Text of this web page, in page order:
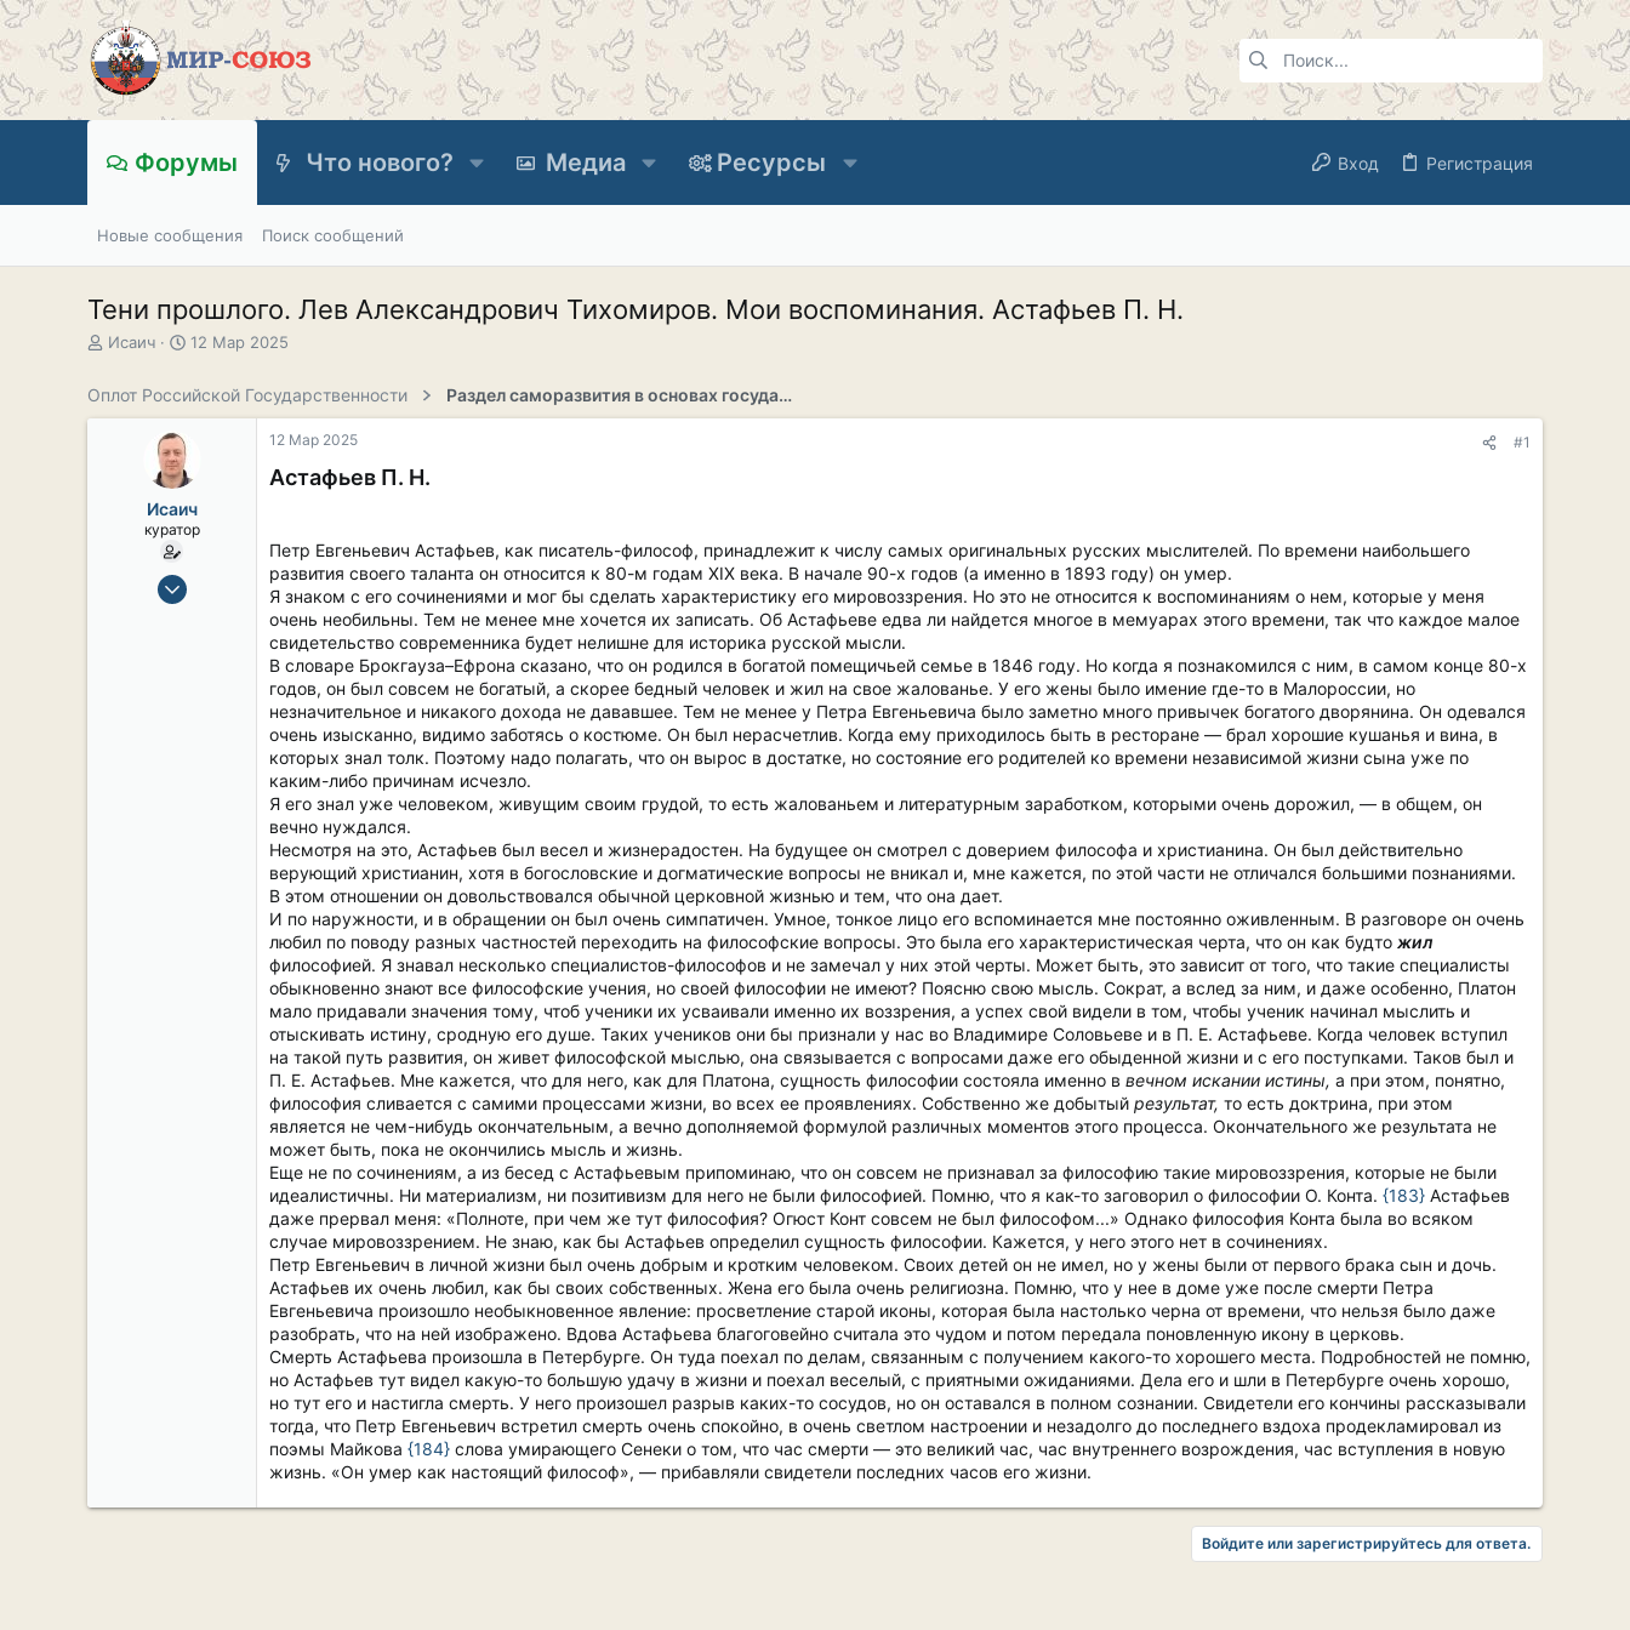
Форумы Что нового? Медиа Ресурсы Вход Регистрация
Новые сообщения Поиск сообщений
Тени прошлого. Лев Александрович Тихомиров. Мои воспоминания. Астафьев П. Н.
А
о
Исаич
Д
а
л
а
12 Мар 2025
Оплот Российской Государственности Раздел саморазвития в основах государственности
Исаич
куратор
15 Сен 2019
12 Мар 2025 #1
Астафьев П. Н.
Петр Евгеньевич Астафьев, как писатель-философ, принадлежит к числу самых оригинальных русских мыслителей. По времени наибольшего
развития своего таланта он относится к 80-м годам XIX века. В начале 90-х годов (а именно в 1893 году) он умер.
Я знаком с его сочинениями и мог бы сделать характеристику его мировоззрения. Но это не относится к воспоминаниям о нем, которые у меня
очень необильны. Тем не менее мне хочется их записать. Об Астафьеве едва ли найдется многое в мемуарах этого времени, так что каждое малое
свидетельство современника будет нелишне для историка русской мысли.
В словаре Брокгауза–Ефрона сказано, что он родился в богатой помещичьей семье в 1846 году. Но когда я познакомился с ним, в самом конце 80-х
годов, он был совсем не богатый, а скорее бедный человек и жил на свое жалованье. У его жены было имение где-то в Малороссии, но
незначительное и никакого дохода не дававшее. Тем не менее у Петра Евгеньевича было заметно много привычек богатого дворянина. Он одевался
очень изысканно, видимо заботясь о костюме. Он был нерасчетлив. Когда ему приходилось быть в ресторане — брал хорошие кушанья и вина, в
которых знал толк. Поэтому надо полагать, что он вырос в достатке, но состояние его родителей ко времени независимой жизни сына уже по
каким-либо причинам исчезло.
Я его знал уже человеком, живущим своим грудой, то есть жалованьем и литературным заработком, которыми очень дорожил, — в общем, он
вечно нуждался.
Несмотря на это, Астафьев был весел и жизнерадостен. На будущее он смотрел с доверием философа и христианина. Он был действительно
верующий христианин, хотя в богословские и догматические вопросы не вникал и, мне кажется, по этой части не отличался большими познаниями.
В этом отношении он довольствовался обычной церковной жизнью и тем, что она дает.
И по наружности, и в обращении он был очень симпатичен. Умное, тонкое лицо его вспоминается мне постоянно оживленным. В разговоре он очень
любил по поводу разных частностей переходить на философские вопросы. Это была его характеристическая черта, что он как будто жил
философией. Я знавал несколько специалистов-философов и не замечал у них этой черты. Может быть, это зависит от того, что такие специалисты
обыкновенно знают все философские учения, но своей философии не имеют? Поясню свою мысль. Сократ, а вслед за ним, и даже особенно, Платон
мало придавали значения тому, чтоб ученики их усваивали именно их воззрения, а успех свой видели в том, чтобы ученик начинал мыслить и
отыскивать истину, сродную его душе. Таких учеников они бы признали у нас во Владимире Соловьеве и в П. Е. Астафьеве. Когда человек вступил
на такой путь развития, он живет философской мыслью, она связывается с вопросами даже его обыденной жизни и с его поступками. Таков был и
П. Е. Астафьев. Мне кажется, что для него, как для Платона, сущность философии состояла именно в вечном искании истины, а при этом, понятно,
философия сливается с самими процессами жизни, во всех ее проявлениях. Собственно же добытый результат, то есть доктрина, при этом
является не чем-нибудь окончательным, а вечно дополняемой формулой различных моментов этого процесса. Окончательного же результата не
может быть, пока не окончились мысль и жизнь.
Еще не по сочинениям, а из бесед с Астафьевым припоминаю, что он совсем не признавал за философию такие мировоззрения, которые не были
идеалистичны. Ни материализм, ни позитивизм для него не были философией. Помню, что я как-то заговорил о философии О. Конта. {183} Астафьев
даже прервал меня: «Полноте, при чем же тут философия? Огюст Конт совсем не был философом...» Однако философия Конта была во всяком
случае мировоззрением. Не знаю, как бы Астафьев определил сущность философии. Кажется, у него этого нет в сочинениях.
Петр Евгеньевич в личной жизни был очень добрым и кротким человеком. Своих детей он не имел, но у жены были от первого брака сын и дочь.
Астафьев их очень любил, как бы своих собственных. Жена его была очень религиозна. Помню, что у нее в доме уже после смерти Петра
Евгеньевича произошло необыкновенное явление: просветление старой иконы, которая была настолько черна от времени, что нельзя было даже
разобрать, что на ней изображено. Вдова Астафьева благоговейно считала это чудом и потом передала поновленную икону в церковь.
Смерть Астафьева произошла в Петербурге. Он туда поехал по делам, связанным с получением какого-то хорошего места. Подробностей не помню,
но Астафьев тут видел какую-то большую удачу в жизни и поехал веселый, с приятными ожиданиями. Дела его и шли в Петербурге очень хорошо,
но тут его и настигла смерть. У него произошел разрыв каких-то сосудов, но он оставался в полном сознании. Свидетели его кончины рассказывали
тогда, что Петр Евгеньевич встретил смерть очень спокойно, в очень светлом настроении и незадолго до последнего вздоха продекламировал из
поэмы Майкова {184} слова умирающего Сенеки о том, что час смерти — это великий час, час внутреннего возрождения, час вступления в новую
жизнь. «Он умер как настоящий философ», — прибавляли свидетели последних часов его жизни.
Войдите или зарегистрируйтесь для ответа.